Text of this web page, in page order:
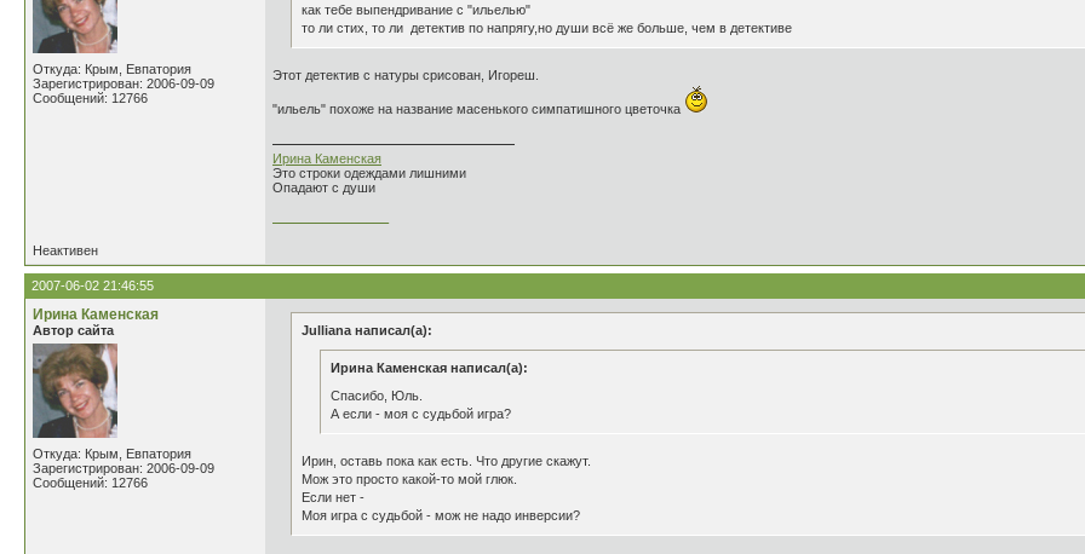
Откуда: Крым, Евпатория
Зарегистрирован: 2006-09-09
Сообщений: 12766
как тебе выпендривание с "ильелью"
то ли стих, то ли детектив по напрягу,но души всё же больше, чем в детективе
Этот детектив с натуры срисован, Игореш.
"ильель" похоже на название масенького симпатишного цветочка
Ирина Каменская
Это строки одеждами лишними
Опадают с души
Неактивен
2007-06-02 21:46:55
Ирина Каменская
Автор сайта
Откуда: Крым, Евпатория
Зарегистрирован: 2006-09-09
Сообщений: 12766
Julliana написал(а):
Ирина Каменская написал(а):
Спасибо, Юль.
А если - моя с судьбой игра?
Ирин, оставь пока как есть. Что другие скажут.
Мож это просто какой-то мой глюк.
Если нет -
Моя игра с судьбой - мож не надо инверсии?